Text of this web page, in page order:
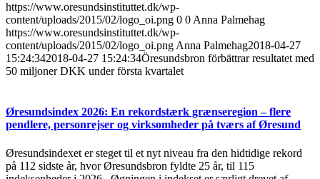
https://www.oresundsinstituttet.dk/wp-
content/uploads/2015/02/logo_oi.png 0 0 Anna Palmehag
https://www.oresundsinstituttet.dk/wp-
content/uploads/2015/02/logo_oi.png Anna Palmehag2018-04-27
15:24:342018-04-27 15:24:34Öresundsbron förbättrar resultatet med
50 miljoner DKK under första kvartalet
Øresundsindex 2026: En rekordstærk grænseregion – flere
pendlere, personrejser og virksomheder på tværs af Øresund
Øresundsindexet er steget til et nyt niveau fra den hidtidige rekord
på 112 sidste år, hvor Øresundsbron fyldte 25 år, til 115